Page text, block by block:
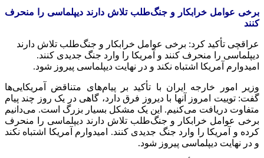
برخی عوامل خرابکار و جنگ‌طلب تلاش دارند دیپلماسی را منحرف
کنند
عراقچی تأکید کرد: برخی عوامل خرابکار و جنگ‌طلب تلاش دارند
دیپلماسی را منحرف کنند و آمریکا را وارد جنگ جدیدی کنند.
امیدوارم آمریکا اشتباه نکند و در نهایت دیپلماسی پیروز شود.
وزیر امور خارجه ایران با تأکید بر پیام‌های متناقض آمریکایی‌ها
گفت: توییت امروز آنها با دیروز فرق دارد، گاهی در یک روز چند پیام
متفاوت دریافت می‌کنیم. این یک مشکل بسیار بزرگ است. می‌دانیم
برخی عوامل خرابکار و جنگ‌طلب تلاش دارند دیپلماسی را منحرف
کرده و آمریکا را وارد جنگ جدیدی کنند. امیدوارم آمریکا اشتباه نکند
و در نهایت دیپلماسی پیروز شود.